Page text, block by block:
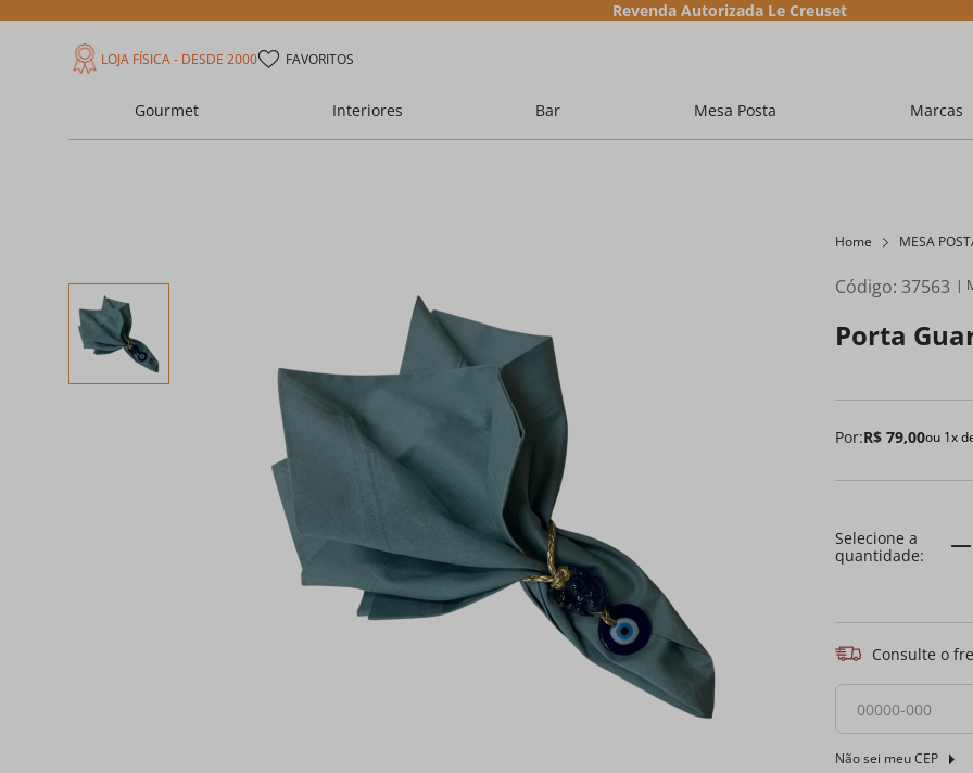
Revenda Autorizada Le Creuset
LOJA FÍSICA - DESDE 2000 FAVORITOS
Gourmet Interiores Bar Mesa Posta Marcas
Home MESA
Código:37563
Porta
Por:R$ 79,00ou 1x
Consulte o
Não sei meu CEP